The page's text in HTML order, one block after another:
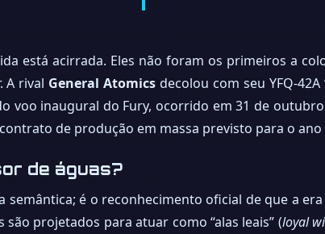
está acirrada. Eles não foram os primeiros a
A rival General Atomics decolou com seu YFQ-
voo inaugural do Fury, ocorrido em 31 de
de produção em massa previsto para o ano
de águas?
semântica; é o reconhecimento oficial de que a
são projetados para atuar como “alas leais” (loyal